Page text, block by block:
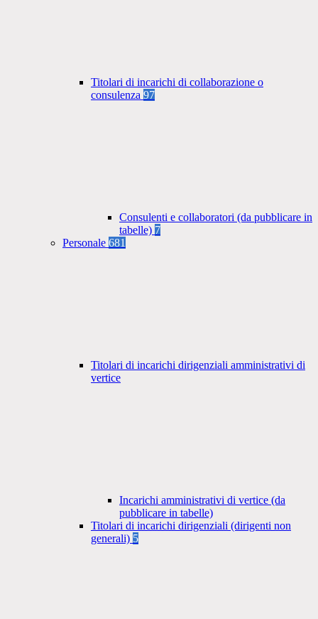
Titolari di incarichi di collaborazione o
consulenza 97
Consulenti e collaboratori (da pubblicare in
tabelle) 7
Personale 681
Titolari di incarichi dirigenziali amministrativi di
vertice
Incarichi amministrativi di vertice (da
pubblicare in tabelle)
Titolari di incarichi dirigenziali (dirigenti non
generali) 5